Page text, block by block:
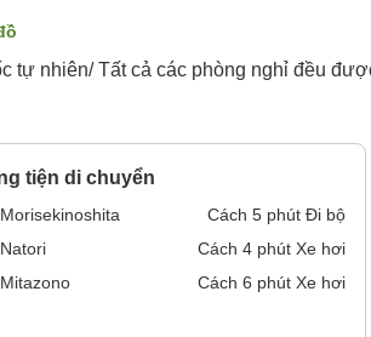
tự nhiên/ Tất cả các phòng nghỉ đều
tiện di chuyển
Cách 5phút Đi bộ
Cách 4phút Xe hơi
Cách 6 phút Xe hơi